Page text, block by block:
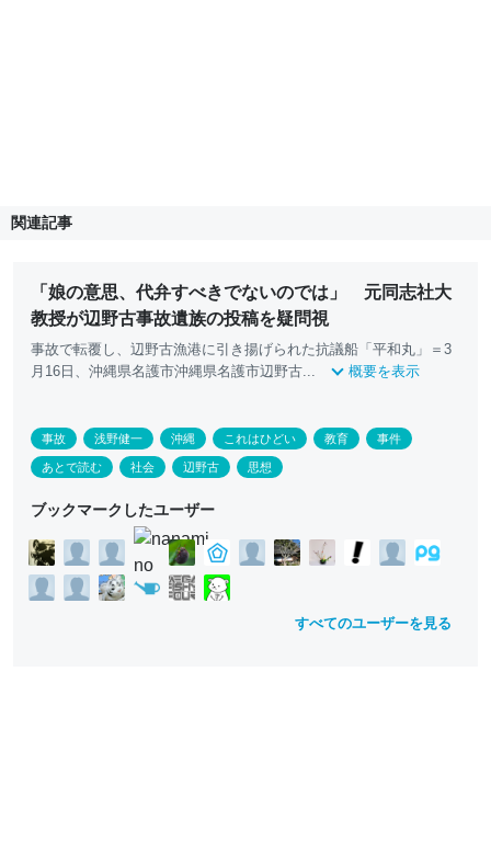
関連記事
「娘の意思、代弁すべきでないのでは」 元同志社大
教授が辺野古事故遺族の投稿を疑問視
事故で転覆し、辺野古漁港に引き揚げられた抗議船「平和丸」＝3
月16日、沖縄県名護市沖縄県名護市辺野古...
概要を表示
事故 浅野健一 沖縄 これはひどい 教育 事件
あとで読む 社会 辺野古 思想
ブックマークしたユーザー
すべてのユーザーを見る